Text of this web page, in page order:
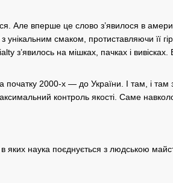
Але вперше це слово з’явилося в
унікальним смаком , протиставляючи її
з’явилось на мішках, пачках і
2000-х — до України. І там, і там
контроль якості . Саме
наука поєднується з людською